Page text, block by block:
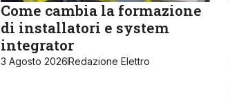
Come cambia la formazione
di installatori e system
integrator
3 Agosto 2026Redazione Elettro